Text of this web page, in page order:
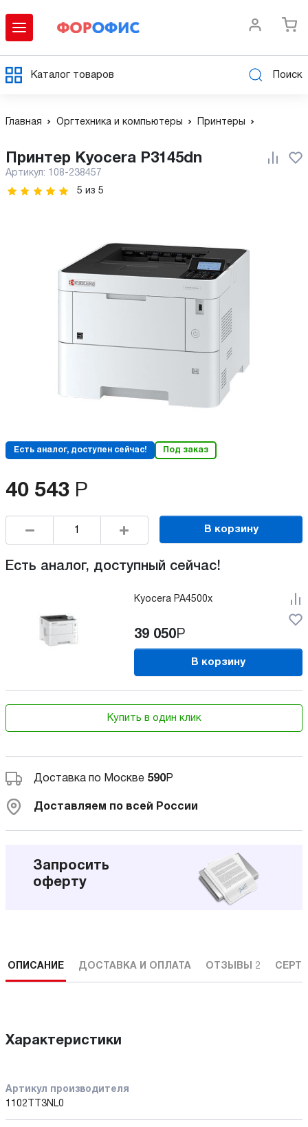
Каталог товаров Поиск
Главная Оргтехника и компьютеры Принтеры
Принтер Kyocera P3145dn
Артикул: 108-238457
5 из 5
Есть аналог, доступен сейчас! Под заказ
40 543 Р
В корзину
Есть аналог, доступный сейчас!
Kyocera PA4500x
39 050Р
В корзину
Купить в один клик
Доставка по Москве 590Р
Доставляем по всей России
Запросить
оферту
ОПИСАНИЕ ДОСТАВКА И ОПЛАТА ОТЗЫВЫ 2
Характеристики
Артикул производителя
1102TT3NL0